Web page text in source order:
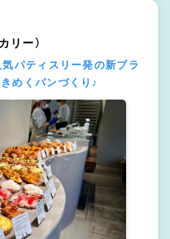
リー）
気パティスリー発の新ブラ
めくパンづくり♪